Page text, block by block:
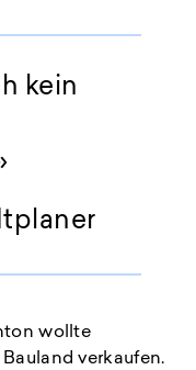
kein
wollte
verkaufen.